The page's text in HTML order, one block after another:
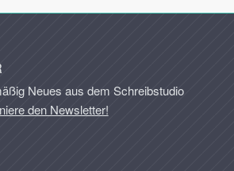
Neues aus dem Schreibstudio
den Newsletter!